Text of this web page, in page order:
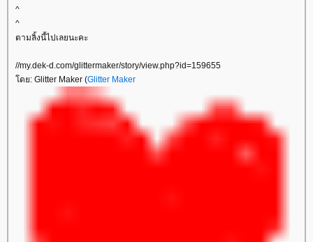
^
^
ตามลิ้งนี้ไปเลยนะคะ
//my.dek-d.com/glittermaker/story/view.php?id=159655
ดย: Glitter Maker (Glitter Maker